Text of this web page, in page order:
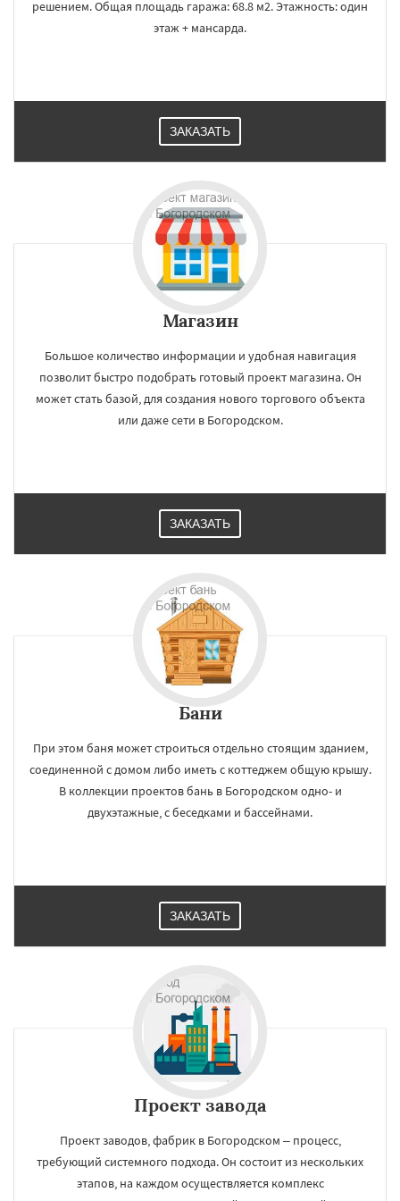
решением. Общая площадь гаража: 68.8 м2. Этажность: один
этаж + мансарда.
ЗАКАЗАТЬ
Магазин
Большое количество информации и удобная навигация
позволит быстро подобрать готовый проект магазина. Он
может стать базой, для создания нового торгового объекта
или даже сети в Богородском.
ЗАКАЗАТЬ
Бани
При этом баня может строиться отдельно стоящим зданием,
соединенной с домом либо иметь с коттеджем общую крышу.
В коллекции проектов бань в Богородском одно- и
двухэтажные, с беседками и бассейнами.
ЗАКАЗАТЬ
Проект завода
Проект заводов, фабрик в Богородском – процесс,
требующий системного подхода. Он состоит из нескольких
этапов, на каждом осуществляется комплекс